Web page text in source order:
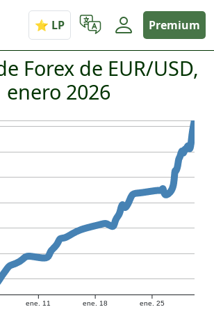
Premium
Forex de EUR/USD,
enero 2026
ene. 11 ene. 18 ene. 25